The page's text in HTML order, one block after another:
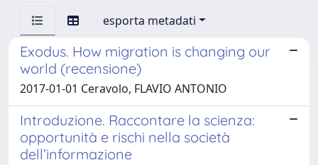
esporta metadati
Exodus. How migration is changing our
world (recensione)
2017-01-01 Ceravolo, FLAVIO ANTONIO
Introduzione. Raccontare la scienza:
opportunità e rischi nella società
dell’informazione